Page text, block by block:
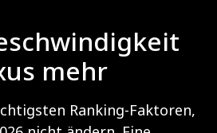
mehr
Ranking-Faktoren,